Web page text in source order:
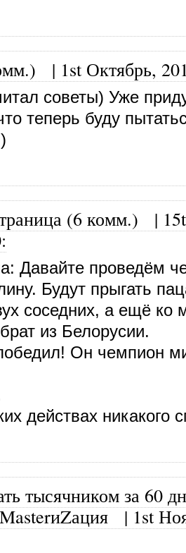
| 1st Октябрь,
советы) Уже
теперь буду
(6 комм.) |
:
Давайте проведём
Будут прыгать
соседних, а ещё ко
из Белорусии.
Он чемпион
действах никакого
тысячником за 60
|1st